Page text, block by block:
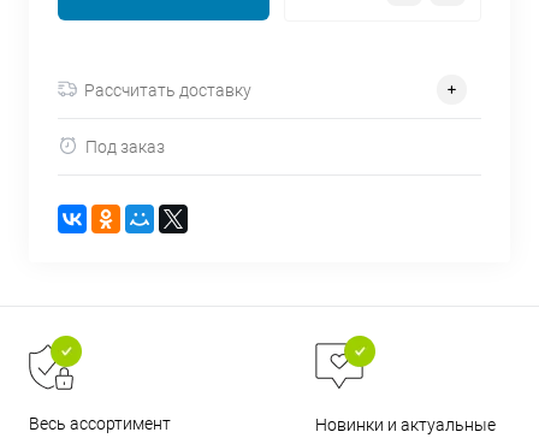
Рассчитать доставку
Под заказ
Весь ассортимент
Новинки и актуальные
8 800 302-02-51